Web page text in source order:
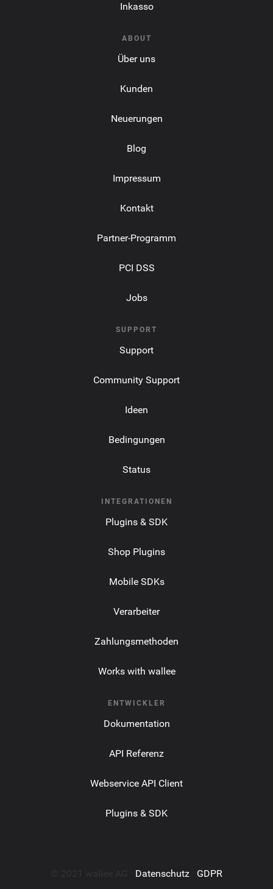
Inkasso
ABOUT
Über uns
Kunden
Neuerungen
Blog
Impressum
Kontakt
Partner-Programm
PCI DSS
Jobs
SUPPORT
Support
Community Support
Ideen
Bedingungen
Status
INTEGRATIONEN
Plugins & SDK
Shop Plugins
Mobile SDKs
Verarbeiter
Zahlungsmethoden
Works with wallee
ENTWICKLER
Dokumentation
API Referenz
Webservice API Client
Plugins & SDK
Datenschutz GDPR